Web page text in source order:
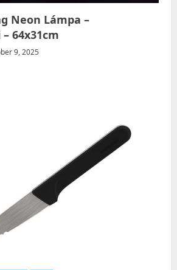
Neon Lámpa –
64x31cm
9, 2025